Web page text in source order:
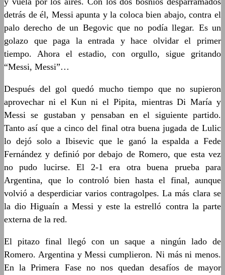
detrás de él, Messi apunta y la coloca bien abajo, contra el
palo derecho de un Begovic que no podía llegar. Es un
golazo que paga la entrada y hace olvidar el primer
tiempo. Ahora el estadio, con orgullo, sigue gritando
“Messi, Messi”…
Después del gol quedó mucho tiempo que no supieron
aprovechar ni el Kun ni el Pipita, mientras Di María y
Messi se gustaban y pensaban en el siguiente partido.
Tanto así que a cinco del final otra buena jugada de Lulic
lo dejó solo a Ibisevic que le ganó la espalda a Fede
Fernández y definió por debajo de Romero, que esta vez
no pudo lucirse. El 2-1 era otra buena prueba para
Argentina, que lo controló bien hasta el final, aunque
volvió a desperdiciar varios contragolpes. La más clara se
la dio Higuaín a Messi y este la estrelló contra la parte
externa de la red.
El pitazo final llegó con un saque a ningún lado de
Romero. Argentina y Messi cumplieron. Ni más ni menos.
En la Primera Fase no nos quedan desafíos de mayor